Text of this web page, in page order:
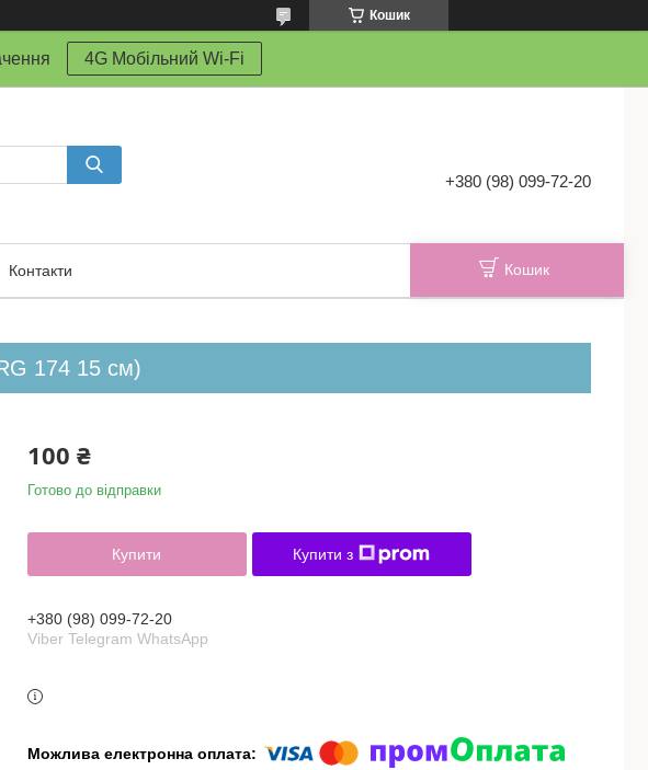
Кошик
4G Мобільний Wi-Fi
+380 (98) 099-72-20
Контакти Кошик
174 15 см)
100 ₴
Готово до відправки
Купити Купити з
+380 (98) 099-72-20
Viber Telegram WhatsApp